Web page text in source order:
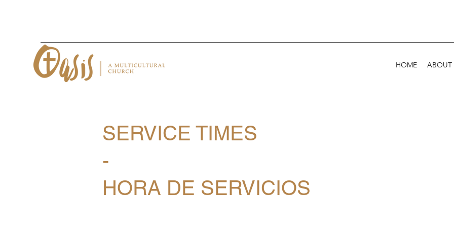
HOME ABOUT
SERVICE TIMES
-
HORA DE SERVICIOS